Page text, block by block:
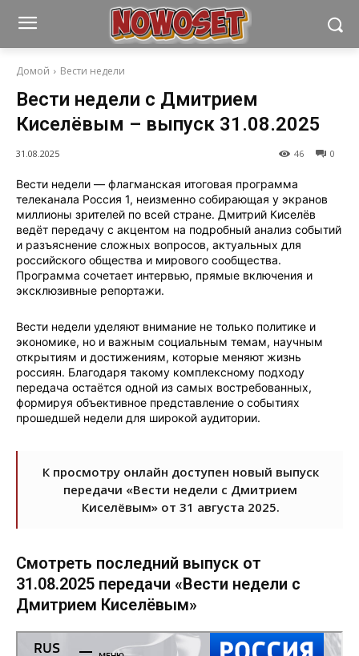
Домой Вести недели
Вести недели с Дмитрием
Киселёвым – выпуск 31.08.2025
0
46
31.08.2025
Вести недели — флагманская итоговая программа
телеканала Россия 1, неизменно собирающая у экранов
миллионы зрителей по всей стране. Дмитрий Киселёв
ведёт передачу с акцентом на подробный анализ событий
и разъяснение сложных вопросов, актуальных для
российского общества и мирового сообщества.
Программа сочетает интервью, прямые включения и
эксклюзивные репортажи.
Вести недели уделяют внимание не только политике и
экономике, но и важным социальным темам, научным
открытиям и достижениям, которые меняют жизнь
россиян. Благодаря такому комплексному подходу
передача остаётся одной из самых востребованных,
формируя объективное представление о событиях
прошедшей недели для широкой аудитории.
К просмотру онлайн доступен новый выпуск
передачи «Вести недели с Дмитрием
Киселёвым» от 31 августа 2025.
Смотреть последний выпуск от
31.08.2025 передачи «Вести недели с
Дмитрием Киселёвым»